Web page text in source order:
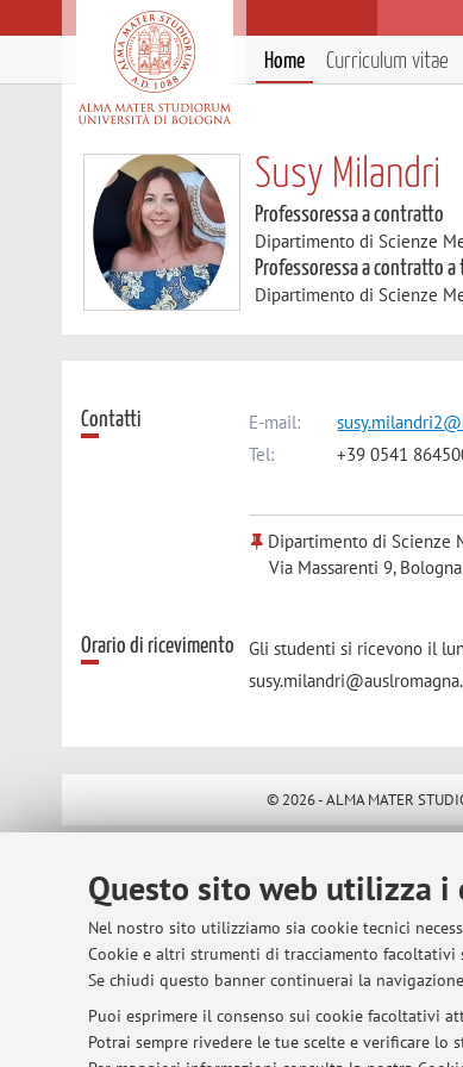
Questo sito web utilizza i
Nel nostro sito utilizziamo sia cookie tecnici
Cookie e altri strumenti di tracciamento
Se chiudi questo banner continuerai la
Puoi esprimere il consenso sui cookie facoltativi
Potrai sempre rivedere le tue scelte e verificare
Home Curriculum vitae
Susy Milandri
Professoressa a contratto
Dipartimento di Scienze
Professoressa a contratto
Dipartimento di Scienze
Contatti E-mail:
Tel:
+39 0541
Dipartimento di Scienze
Via Massarenti 9,
Orario di ricevimento
Gli studenti si ricevono il
© 2026 - ALMA MATER